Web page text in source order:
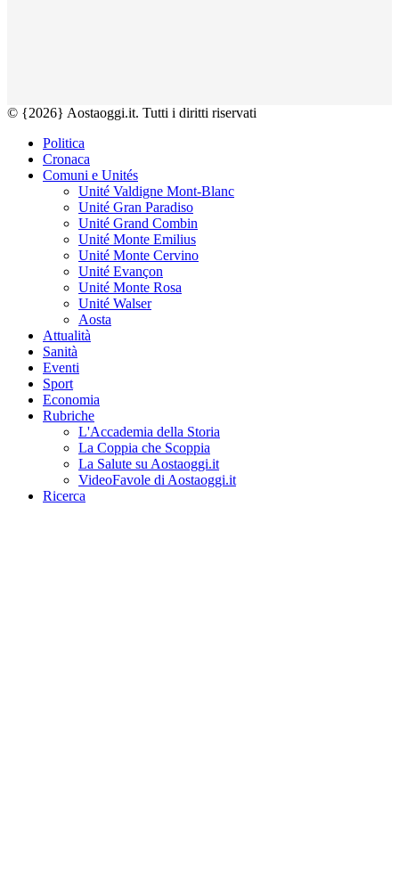
© {2026} Aostaoggi.it. Tutti i diritti riservati
Politica
Cronaca
Comuni e Unités
Unité Valdigne Mont-Blanc
Unité Gran Paradiso
Unité Grand Combin
Unité Monte Emilius
Unité Monte Cervino
Unité Evançon
Unité Monte Rosa
Unité Walser
Aosta
Attualità
Sanità
Eventi
Sport
Economia
Rubriche
L'Accademia della Storia
La Coppia che Scoppia
La Salute su Aostaoggi.it
VideoFavole di Aostaoggi.it
Ricerca